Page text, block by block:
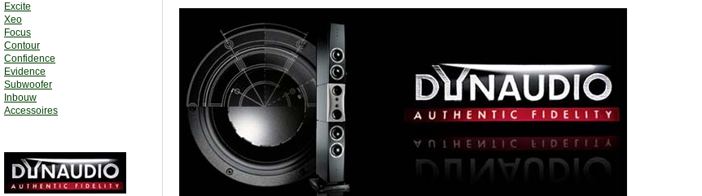
Excite
Xeo
Focus
Contour
Confidence
Evidence
Subwoofer
Inbouw
Accessoires